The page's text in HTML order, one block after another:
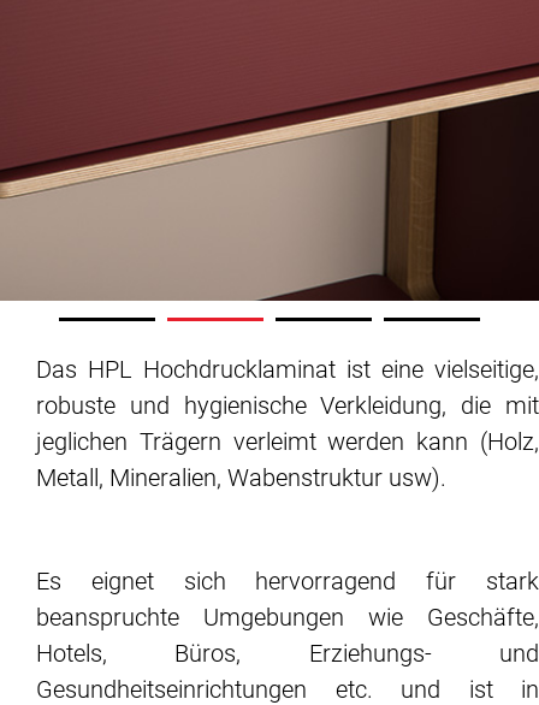
Das HPL Hochdrucklaminat ist eine vielseitige,
robuste und hygienische Verkleidung, die mit
jeglichen Trägern verleimt werden kann (Holz,
Metall, Mineralien, Wabenstruktur usw).
Es eignet sich hervorragend für stark
beanspruchte Umgebungen wie Geschäfte,
Hotels, Büros, Erziehungs- und
Gesundheitseinrichtungen etc. und ist in